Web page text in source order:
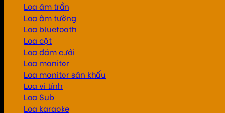
Loa âm trần
Loa âm tường
Loa bluetooth
Loa cột
Loa đám cưới
Loa monitor
Loa monitor sân khấu
Loa vi tính
Loa Sub
Loa karaoke